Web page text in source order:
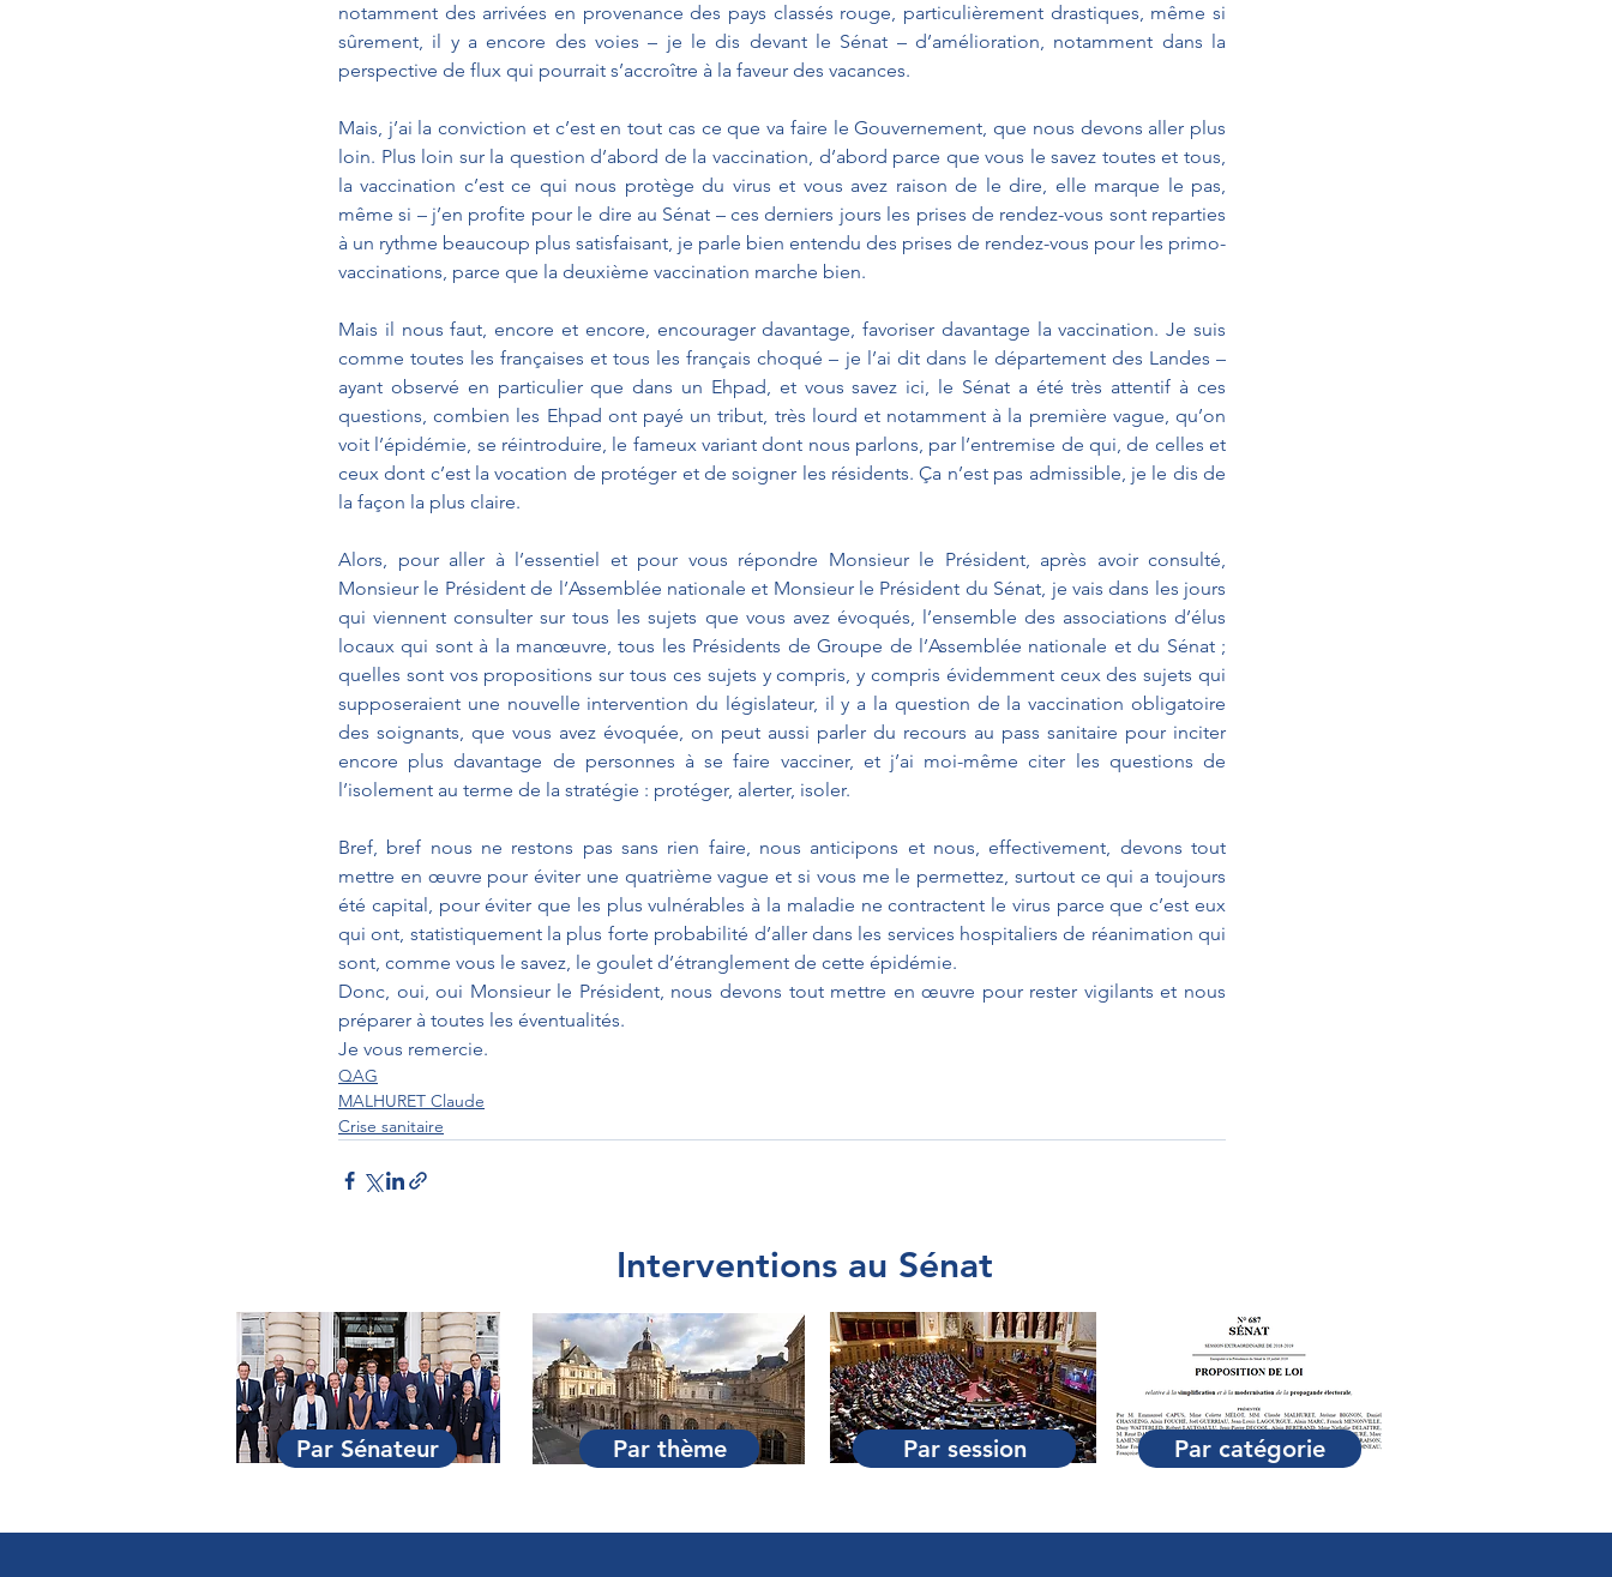
notamment des arrivées en provenance des pays classés rouge, particulièrement drastiques, même si
sûrement, il y a encore des voies – je le dis devant le Sénat – d’amélioration, notamment dans la
perspective de flux qui pourrait s’accroître à la faveur des vacances.
Mais, j’ai la conviction et c’est en tout cas ce que va faire le Gouvernement, que nous devons aller plus
loin. Plus loin sur la question d’abord de la vaccination, d’abord parce que vous le savez toutes et tous,
la vaccination c’est ce qui nous protège du virus et vous avez raison de le dire, elle marque le pas,
même si – j’en profite pour le dire au Sénat – ces derniers jours les prises de rendez-vous sont reparties
à un rythme beaucoup plus satisfaisant, je parle bien entendu des prises de rendez-vous pour les primo-
vaccinations, parce que la deuxième vaccination marche bien.
Mais il nous faut, encore et encore, encourager davantage, favoriser davantage la vaccination. Je suis
comme toutes les françaises et tous les français choqué – je l’ai dit dans le département des Landes –
ayant observé en particulier que dans un Ehpad, et vous savez ici, le Sénat a été très attentif à ces
questions, combien les Ehpad ont payé un tribut, très lourd et notamment à la première vague, qu’on
voit l’épidémie, se réintroduire, le fameux variant dont nous parlons, par l’entremise de qui, de celles et
ceux dont c’est la vocation de protéger et de soigner les résidents. Ça n’est pas admissible, je le dis de
la façon la plus claire.
Alors, pour aller à l’essentiel et pour vous répondre Monsieur le Président, après avoir consulté,
Monsieur le Président de l’Assemblée nationale et Monsieur le Président du Sénat, je vais dans les jours
qui viennent consulter sur tous les sujets que vous avez évoqués, l’ensemble des associations d’élus
locaux qui sont à la manœuvre, tous les Présidents de Groupe de l’Assemblée nationale et du Sénat ;
quelles sont vos propositions sur tous ces sujets y compris, y compris évidemment ceux des sujets qui
supposeraient une nouvelle intervention du législateur, il y a la question de la vaccination obligatoire
des soignants, que vous avez évoquée, on peut aussi parler du recours au pass sanitaire pour inciter
encore plus davantage de personnes à se faire vacciner, et j’ai moi-même citer les questions de
l’isolement au terme de la stratégie : protéger, alerter, isoler.
Bref, bref nous ne restons pas sans rien faire, nous anticipons et nous, effectivement, devons tout
mettre en œuvre pour éviter une quatrième vague et si vous me le permettez, surtout ce qui a toujours
été capital, pour éviter que les plus vulnérables à la maladie ne contractent le virus parce que c’est eux
qui ont, statistiquement la plus forte probabilité d’aller dans les services hospitaliers de réanimation qui
sont, comme vous le savez, le goulet d’étranglement de cette épidémie.
Donc, oui, oui Monsieur le Président, nous devons tout mettre en œuvre pour rester vigilants et nous
préparer à toutes les éventualités.
Je vous remercie.
QAG
MALHURET Claude
Crise sanitaire
Interventions au Sénat
Par Sénateur Par thème Par session Par catégorie